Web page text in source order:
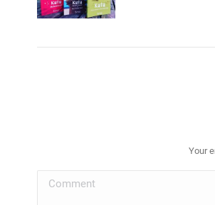
Your
Comment